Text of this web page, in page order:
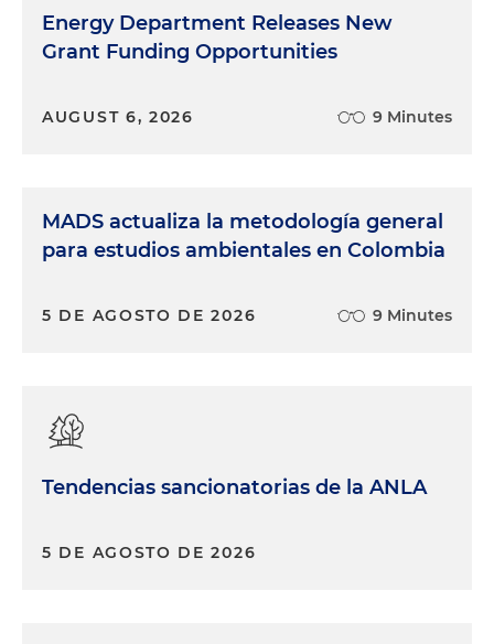
Energy Department Releases New
Grant Funding Opportunities
AUGUST 6, 2026 9 Minutes
MADS actualiza la metodología general
para estudios ambientales en Colombia
5 DE AGOSTO DE 2026 9 Minutes
Tendencias sancionatorias de la ANLA
5 DE AGOSTO DE 2026